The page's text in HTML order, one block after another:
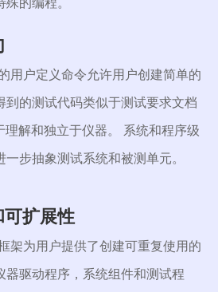
用户定义命令允许用户创建简单的
到的测试代码类似于测试要求文档
理解和独立于仪器。 系统和程序级
步抽象测试系统和被测单元。
扩展性
架为用户提供了创建可重复使用的
器驱动程序，系统组件和测试程